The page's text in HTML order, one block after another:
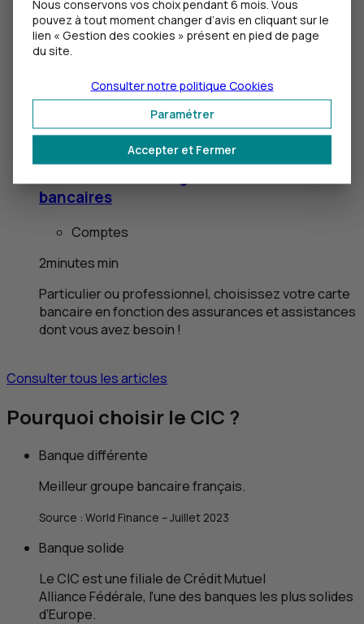
Assurance récolte : une réforme qui
change la donne
Face aux aléas climatiques, une protection
universelle est mise en place pour mieux protéger
les exploitants agricoles.
bancaires
Comptes
2minutesmin
Particulier ou professionnel, choisissez votre carte
bancaire en fonction des assurances et assistances
dont vous avez besoin !
Consulter tous les articles
Pourquoi choisir le CIC ?
Banque différente
Meilleur groupe bancaire français.
Source : World Finance – Juillet 2023
Banque solide
LeCICest une filiale de Crédit Mutuel
Alliance Fédérale, l’une des banques les plus solides
d’Europe.
Nous conservons vos choix pendant 6 mois. Vous
pouvez à tout moment changer d’avis en cliquant sur le
lien « Gestion des cookies » présent en pied de page
du site.
Accepter et Fermer
Paramétrer
Consulter notre politique Cookies